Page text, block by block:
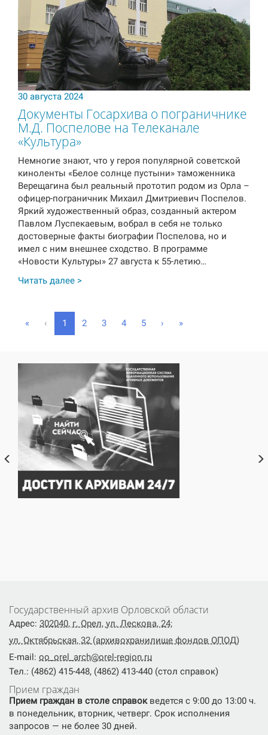
30 августа 2024
Документы Госархива о пограничнике
М.Д. Поспелове на Телеканале
«Культура»
Немногие знают, что у героя популярной советской
киноленты «Белое солнце пустыни» таможенника
Верещагина был реальный прототип родом из Орла –
офицер-пограничник Михаил Дмитриевич Поспелов.
Яркий художественный образ, созданный актером
Павлом Луспекаевым, вобрал в себя не только
достоверные факты биографии Поспелова, но и
имел с ним внешнее сходство. В программе
«Новости Культуры» 27 августа к 55-летию…
Читать далее >
« ‹ 1
c
n
t
)
2 3 4 5 › »
Государственный архив Орловской области
Адрес: 302040, г. Орел, ул. Лескова, 24;
ул. Октябрьская, 32 (архивохранилище фондов ОПОД)
E-mail: oo_orel_arch@orel-region.ru
Тел.: (4862) 415-448, (4862) 413-440 (стол справок)
Прием граждан
Прием граждан в столе справокведется с 9:00 до 13:00 ч.
в понедельник, вторник, четверг. Срок исполнения
запросов — не более 30 дней.